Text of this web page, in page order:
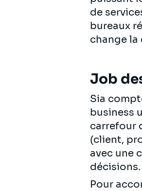
de
bureaux
change la
Job
Sia
business
carrefour
(client,
avec une
décisions.
Pour